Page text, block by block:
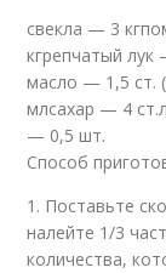
свекла — 3
кгрепчатый
масло — 1,5 ст.
млсахар — 4
— 0,5 шт.
Способ
1. Поставьте
налейте 1/3
количества,